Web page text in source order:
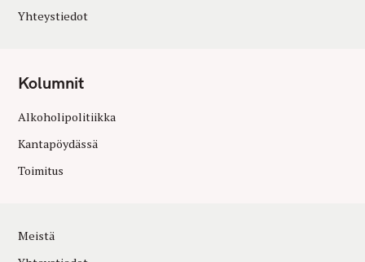
Yhteystiedot
Kolumnit
Alkoholipolitiikka
Kantapöydässä
Toimitus
Meistä